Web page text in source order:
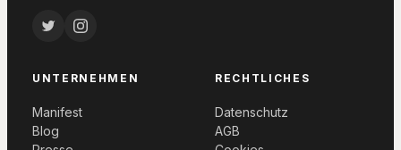
UNTERNEHMEN
Manifest
Blog
RECHTLICHES
Datenschutz
AGB